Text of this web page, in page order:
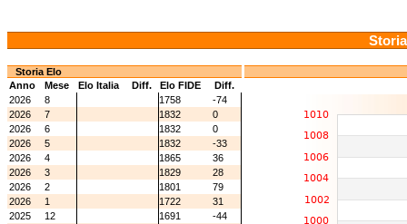
Storia Elo
Anno
Mese Elo Italia Diff. Elo FIDE
Diff.
2026
8 1758
-74
2026
7 1832
0
2026
6 1832
0
2026
5 1832
-33
2026
4 1865
36
2026
3 1829
28
2026
2 1801
79
2026
1 1722
31
2025
12 1691
-44